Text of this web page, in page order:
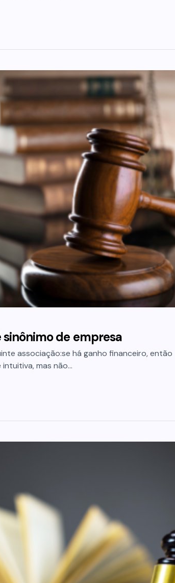
de empresa
associação:se há ganho financeiro, então
mas não…